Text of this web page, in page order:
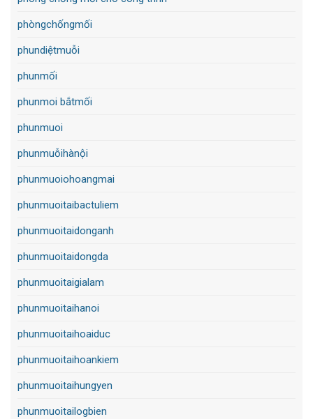
phòngchốngmối
phundiệtmuỗi
phunmối
phunmoi bắtmối
phunmuoi
phunmuỗihànội
phunmuoiohoangmai
phunmuoitaibactuliem
phunmuoitaidonganh
phunmuoitaidongda
phunmuoitaigialam
phunmuoitaihanoi
phunmuoitaihoaiduc
phunmuoitaihoankiem
phunmuoitaihungyen
phunmuoitailogbien